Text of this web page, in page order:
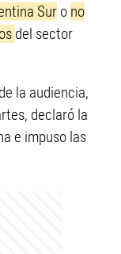
Sur o no
del sector
la audiencia,
declaró la
e impuso las